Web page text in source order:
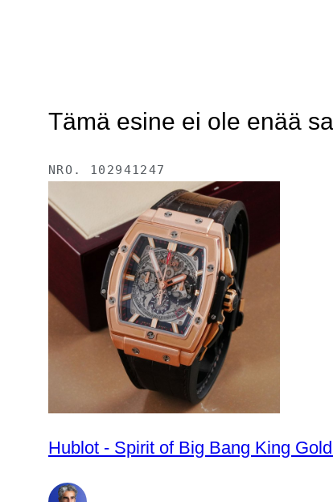
Tämä esine ei ole enää
NRO. 102941247
Hublot - Spirit of Big Bang King